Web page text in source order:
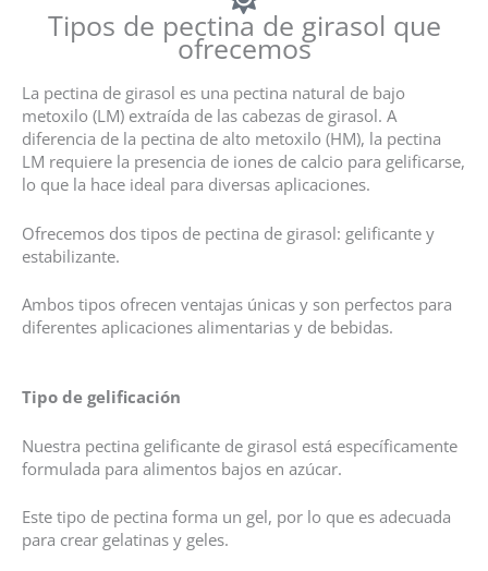
t
a
n
5
u
Tipos de pectina de girasol que
ofrecemos
La pectina de girasol es una pectina natural de bajo
metoxilo (LM) extraída de las cabezas de girasol. A
diferencia de la pectina de alto metoxilo (HM), la pectina
LM requiere la presencia de iones de calcio para gelificarse,
lo que la hace ideal para diversas aplicaciones.
Ofrecemos dos tipos de pectina de girasol: gelificante y
estabilizante.
Ambos tipos ofrecen ventajas únicas y son perfectos para
diferentes aplicaciones alimentarias y de bebidas.
Tipo de gelificación
Nuestra pectina gelificante de girasol está específicamente
formulada para alimentos bajos en azúcar.
Este tipo de pectina forma un gel, por lo que es adecuada
para crear gelatinas y geles.